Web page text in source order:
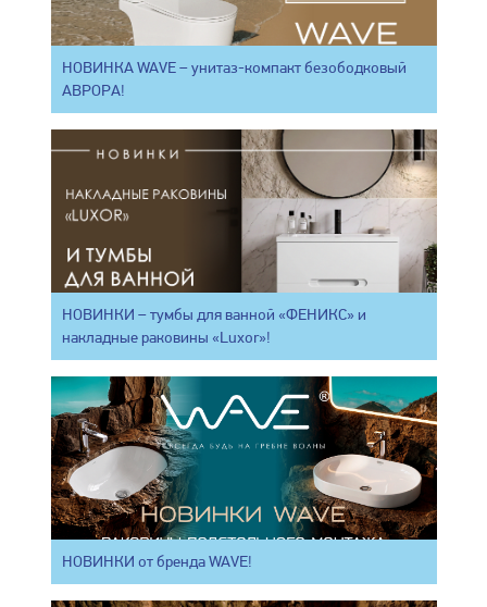
НОВИНКА WAVE – унитаз-компакт безободковый
АВРОРА!
НОВИНКИ – тумбы для ванной «ФЕНИКС» и
накладные раковины «Luxor»!
НОВИНКИ от бренда WAVE!